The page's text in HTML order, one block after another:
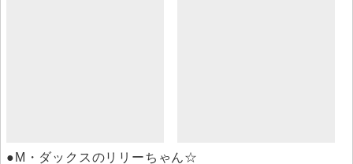
●M・ダックスのリリーちゃん☆